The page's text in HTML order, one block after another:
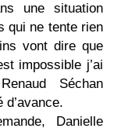
une situation
qui ne tente rien
vont dire que
impossible j’ai
Séchan
d’avance.
Danielle